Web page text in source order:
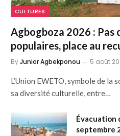
CULTURES
Agbogboza 2026 :
populaires, place au
ByJunior Agbekponou 5 août
L’Union EWETO, symbole de la
sa diversité culturelle, entre…
Évacuation
septembre